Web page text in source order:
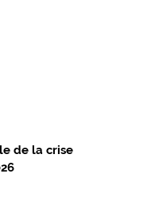
de la crise